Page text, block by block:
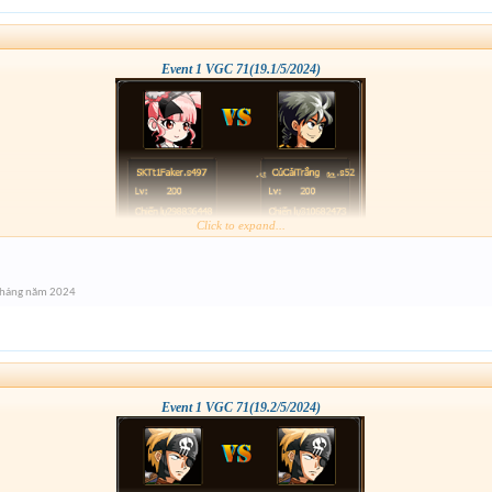
Event 1 VGC 71(19.1/5/2024)
Click to expand...
năm 2024
Event 1 VGC 71(19.2/5/2024)